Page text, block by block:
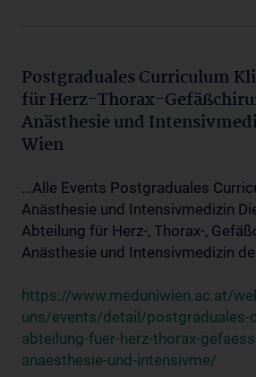
Postgraduales Curriculum
für Herz-Thorax-
Anästhesie und
Wien
...Alle Events Postgraduales
Anästhesie und Intensivmedizin
Abteilung für Herz-, Thorax-,
Anästhesie und Intensivmedizin
https://www.meduniwien.ac.at/
uns/events/detail/postgraduales-
abteilung-fuer-herz-thorax-
anaesthesie-und-intensivme/